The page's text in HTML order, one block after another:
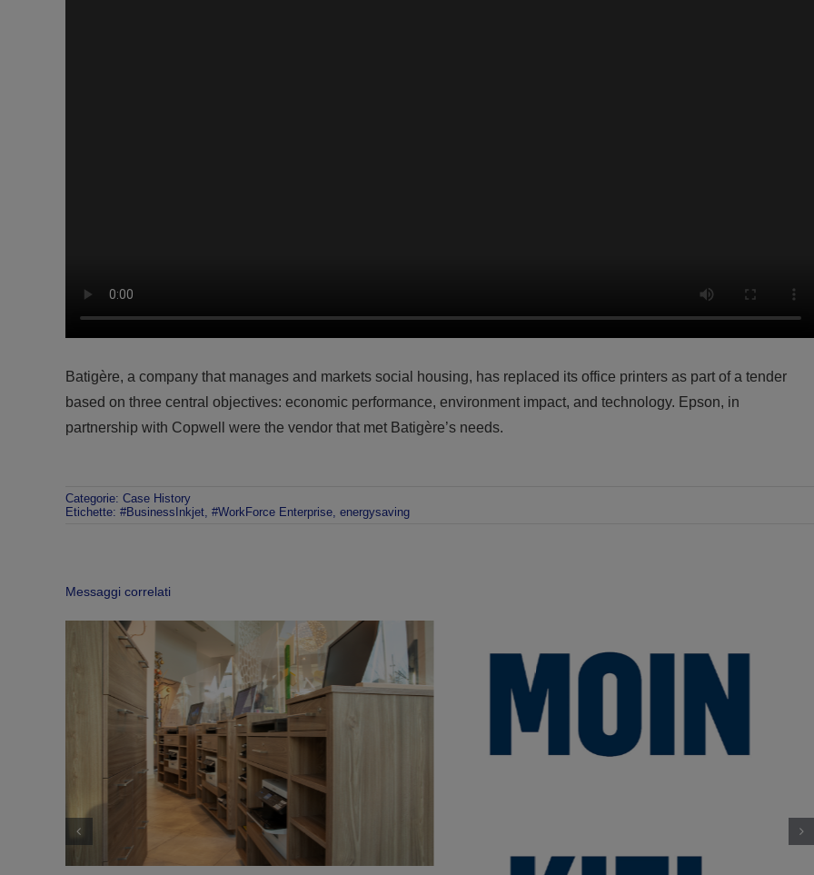
Batigère, a company that manages and markets social housing, has replaced its office printers as part of a tender
based on three central objectives: economic performance, environment impact, and technology. Epson, in
partnership with Copwell were the vendor that met Batigère’s needs.
Categorie: Case History
Etichette: #BusinessInkjet, #WorkForce Enterprise, energysaving
Messaggi correlati